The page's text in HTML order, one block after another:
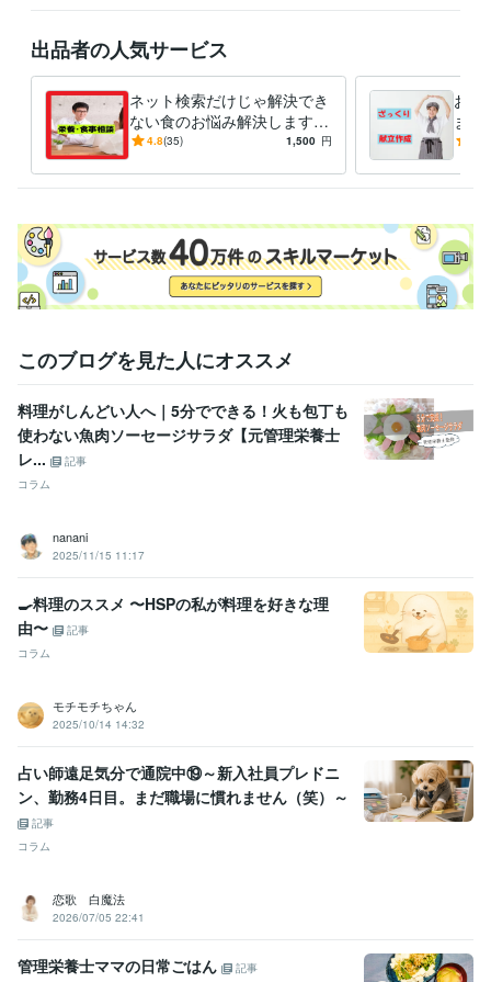
（Kindle）
資格・検定
管理栄養士 取得年 : 2004年
栄養士 取得年 : 2004年
ビジネス・クリエイティブツール
Excel:23年Word:23年
栄養マイスター:3年栄養Pro:5年
得意分野
住まい・美容・生活相談 栄養・食事相談など
管理栄養士 栄養相談 食事相談 献立作成 栄養計算
レシピ作成
学歴
長崎県立長崎シーボルト大学 2001年3月 ~ 2005年2月
出品者の人気サービス
ネット検索だけじゃ解決でき
ない食のお悩み解決します
栄養・食事相談、その他のご
せ下さい
4.8(35) 1,500 円
お手
ま
から
このブログを見た人にオススメ
料理がしんどい人へ｜5分でできる！火も包丁も
使わない魚肉ソーセージサラダ【元管理栄養士
レ...
記事
コラム
nanani
2025/11/15 11:17
🍳料理のススメ 〜HSPの私が料理を好きな理
由〜
記事
コラム
モチモチちゃん
2025/10/14 14:32
占い師遠足気分で通院中⑲～新入社員プレドニ
ン、勤務4日目。まだ職場に慣れません（笑）～
記事
コラム
恋歌 白魔法
2026/07/05 22:41
管理栄養士ママの日常ごはん
記事